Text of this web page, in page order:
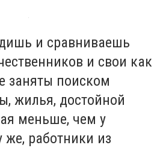
и сравниваешь
и свои как
заняты поиском
жилья, достойной
меньше, чем у
же, работники из